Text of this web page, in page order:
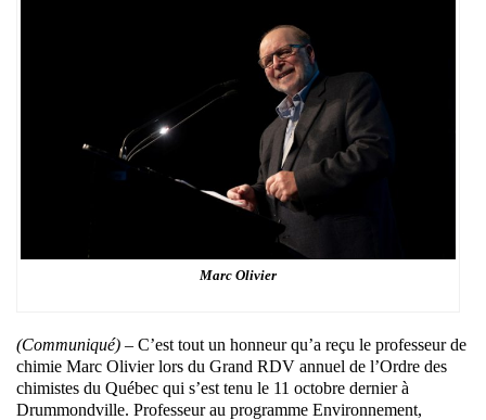
Marc Olivier
(Communiqué) – C’est tout un honneur qu’a reçu le professeur de
chimie Marc Olivier lors du Grand RDV annuel de l’Ordre des
chimistes du Québec qui s’est tenu le 11 octobre dernier à
Drummondville. Professeur au programme Environnement,